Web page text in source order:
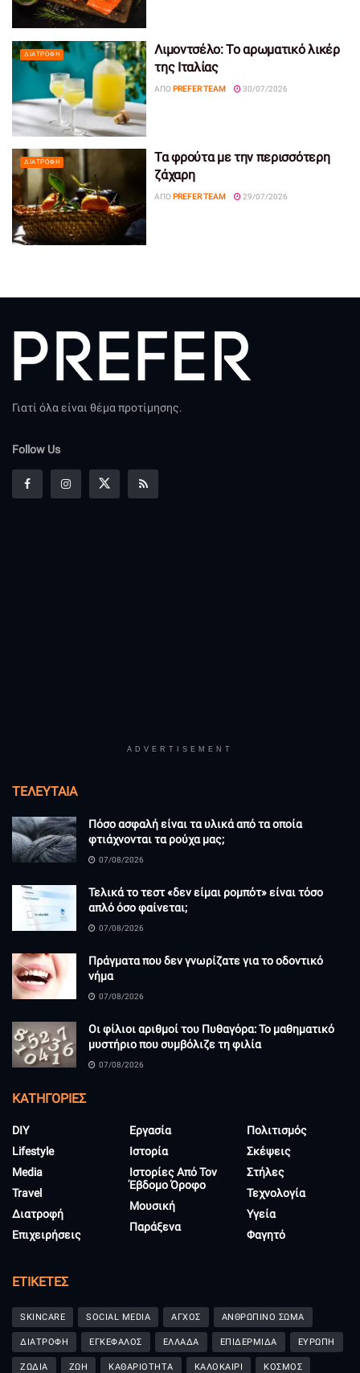
ΔΙΑΤΡΟΦΉ
Λιμοντσέλο: Το αρωματικό λικέρ
της Ιταλίας
ΑΠΌ PREFER TEAM 30/07/2026
ΔΙΑΤΡΟΦΉ
Τα φρούτα με την περισσότερη
ζάχαρη
ΑΠΌ PREFER TEAM 29/07/2026
Γιατί όλα είναι θέμα προτίμησης.
Follow Us
ADVERTISEMENT
ΤΕΛΕΥΤΑΊΑ
Πόσο ασφαλή είναι τα υλικά από τα οποία
φτιάχνονται τα ρούχα μας;
07/08/2026
Τελικά το τεστ «δεν είμαι ρομπότ» είναι τόσο
απλό όσο φαίνεται;
07/08/2026
Πράγματα που δεν γνωρίζατε για το οδοντικό
νήμα
07/08/2026
Οι φίλιοι αριθμοί του Πυθαγόρα: Το μαθηματικό
μυστήριο που συμβόλιζε τη φιλία
07/08/2026
KΑΤΗΓΟΡΊΕΣ
DIY
Lifestyle
Media
Travel
Διατροφή
Επιχειρήσεις
Εργασία
Ιστορία
Ιστορίες Από Τον
Έβδομο Όροφο
Μουσική
Παράξενα
Πολιτισμός
Σκέψεις
Στήλες
Τεχνολογία
Υγεία
Φαγητό
ΕΤΙΚΈΤΕΣ
SKINCARE SOCIAL MEDIA ΑΓΧΟΣ ΑΝΘΡΩΠΙΝΟ ΣΩΜΑ
ΔΙΑΤΡΟΦΗ ΕΓΚΕΦΑΛΟΣ ΕΛΛΑΔΑ ΕΠΙΔΕΡΜΙΔΑ ΕΥΡΩΠΗ
ΖΩΔΙΑ ΖΩΗ ΚΑΘΑΡΙΟΤΗΤΑ ΚΑΛΟΚΑΙΡΙ ΚΟΣΜΟΣ